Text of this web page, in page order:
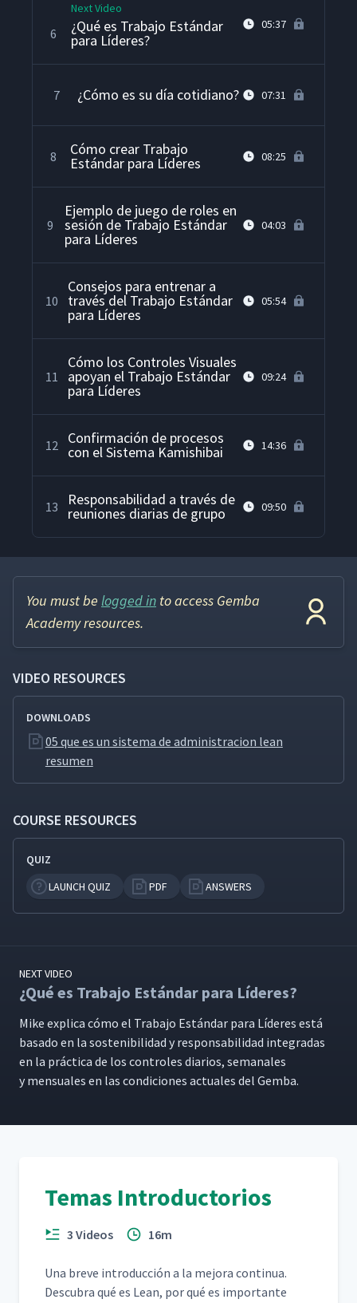
6
Next Video
¿Qué es Trabajo Estándar
para Líderes?
05:37
7 ¿Cómo es su día cotidiano? 07:31
8 Cómo crear Trabajo
Estándar para Líderes 08:25
9
Ejemplo de juego de roles en
sesión de Trabajo Estándar
para Líderes
04:03
10
Consejos para entrenar a
través del Trabajo Estándar
para Líderes
05:54
11
Cómo los Controles Visuales
apoyan el Trabajo Estándar
para Líderes
09:24
12 Confirmación de procesos
con el Sistema Kamishibai 14:36
13 Responsabilidad a través de
reuniones diarias de grupo 09:50
You must be logged in to access Gemba
Academy resources.
VIDEO RESOURCES
DOWNLOADS
05 que es un sistema de administracion lean
resumen
COURSE RESOURCES
QUIZ
LAUNCH QUIZ
PDF ANSWERS
NEXT VIDEO
¿Qué es Trabajo Estándar para Líderes?
Mike expli­ca cómo el Tra­ba­jo Están­dar para Líderes está
basa­do en la sosteni­bil­i­dad y respon­s­abil­i­dad integradas
en la prác­ti­ca de los con­troles diar­ios, sem­anales
y men­su­ales en las condi­ciones actuales del Gemba.
Temas Introductorios
3 Videos 16m
Una breve intro­duc­ción a la mejo­ra con­tin­ua.
Des­cubra qué es Lean, por qué es impor­tante